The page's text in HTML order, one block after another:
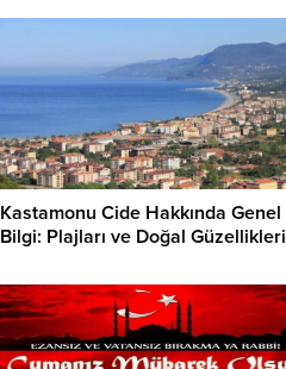
Kastamonu Cide Hakkında Genel
Bilgi: Plajları ve Doğal Güzellikleri